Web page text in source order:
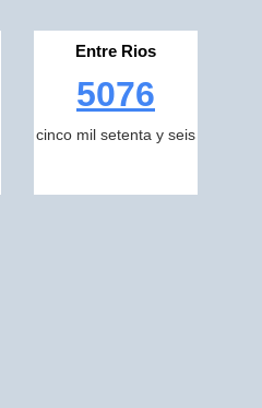
Entre Rios
5076
cinco mil setenta y seis